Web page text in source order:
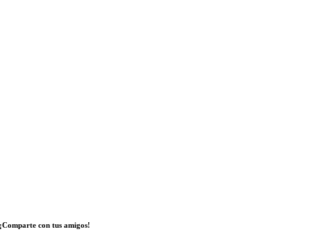
¡Comparte con tus amigos!